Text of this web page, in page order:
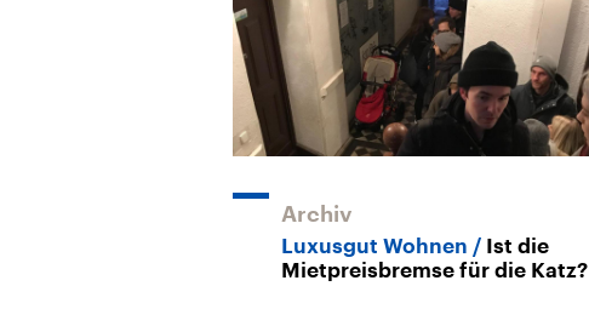
Archiv
Luxusgut Wohnen
Ist die
Mietpreisbremse für die Katz?